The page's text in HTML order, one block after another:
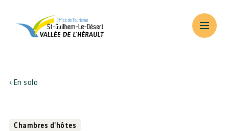
En solo
Chambres d'hôtes